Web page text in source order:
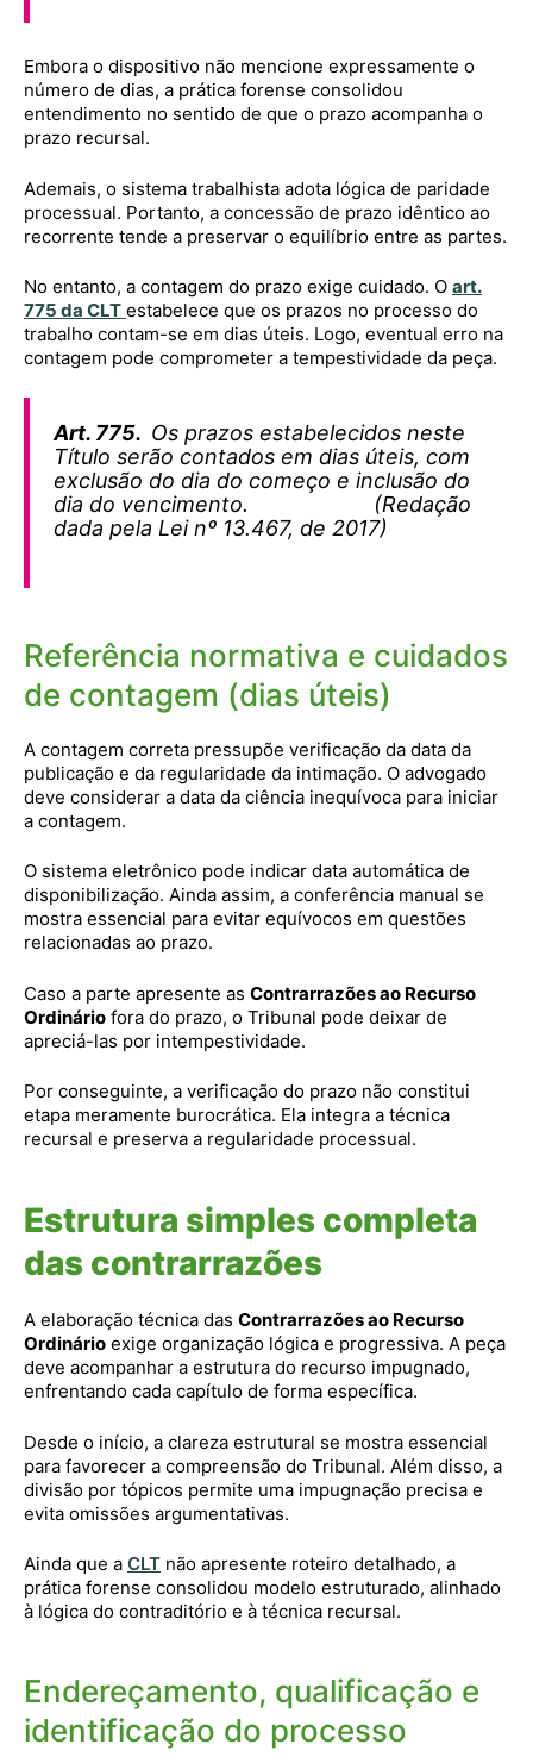
Embora o dispositivo não mencione expressamente o
número de dias, a prática forense consolidou
entendimento no sentido de que o prazo acompanha o
prazo recursal.
Ademais, o sistema trabalhista adota lógica de paridade
processual. Portanto, a concessão de prazo idêntico ao
recorrente tende a preservar o equilíbrio entre as partes.
No entanto, a contagem do prazo exige cuidado. O art.
775 da CLT estabelece que os prazos no processo do
trabalho contam-se em dias úteis. Logo, eventual erro na
contagem pode comprometer a tempestividade da peça.
Art. 775. Os prazos estabelecidos neste
Título serão contados em dias úteis, com
exclusão do dia do começo e inclusão do
dia do vencimento. (Redação
dada pela Lei nº 13.467, de 2017)
Referência normativa e cuidados
de contagem (dias úteis)
A contagem correta pressupõe verificação da data da
publicação e da regularidade da intimação. O advogado
deve considerar a data da ciência inequívoca para iniciar
a contagem.
O sistema eletrônico pode indicar data automática de
disponibilização. Ainda assim, a conferência manual se
mostra essencial para evitar equívocos em questões
relacionadas ao prazo.
Caso a parte apresente as Contrarrazões ao Recurso
Ordinário fora do prazo, o Tribunal pode deixar de
apreciá-las por intempestividade.
Por conseguinte, a verificação do prazo não constitui
etapa meramente burocrática. Ela integra a técnica
recursal e preserva a regularidade processual.
Estrutura simples completa
das contrarrazões
A elaboração técnica das Contrarrazões ao Recurso
Ordinário exige organização lógica e progressiva. A peça
deve acompanhar a estrutura do recurso impugnado,
enfrentando cada capítulo de forma específica.
Desde o início, a clareza estrutural se mostra essencial
para favorecer a compreensão do Tribunal. Além disso, a
divisão por tópicos permite uma impugnação precisa e
evita omissões argumentativas.
Ainda que a CLT não apresente roteiro detalhado, a
prática forense consolidou modelo estruturado, alinhado
à lógica do contraditório e à técnica recursal.
Endereçamento, qualificação e
identificação do processo